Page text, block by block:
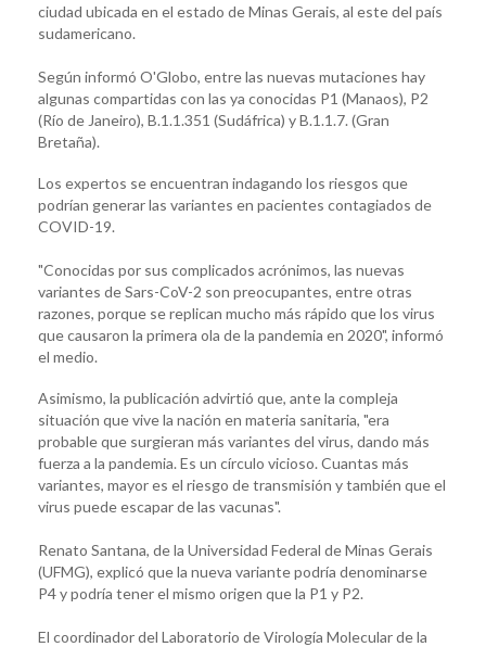
ciudad ubicada en el estado de Minas Gerais, al este del país
sudamericano.
Según informó O'Globo, entre las nuevas mutaciones hay
algunas compartidas con las ya conocidas P1 (Manaos), P2
(Río de Janeiro), B.1.1.351 (Sudáfrica) y B.1.1.7. (Gran
Bretaña).
Los expertos se encuentran indagando los riesgos que
podrían generar las variantes en pacientes contagiados de
COVID-19.
"Conocidas por sus complicados acrónimos, las nuevas
variantes de Sars-CoV-2 son preocupantes, entre otras
razones, porque se replican mucho más rápido que los virus
que causaron la primera ola de la pandemia en 2020", informó
el medio.
Asimismo, la publicación advirtió que, ante la compleja
situación que vive la nación en materia sanitaria, "era
probable que surgieran más variantes del virus, dando más
fuerza a la pandemia. Es un círculo vicioso. Cuantas más
variantes, mayor es el riesgo de transmisión y también que el
virus puede escapar de las vacunas".
Renato Santana, de la Universidad Federal de Minas Gerais
(UFMG), explicó que la nueva variante podría denominarse
P4 y podría tener el mismo origen que la P1 y P2.
El coordinador del Laboratorio de Virología Molecular de la